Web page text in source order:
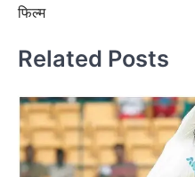
फिल्म
Related Posts